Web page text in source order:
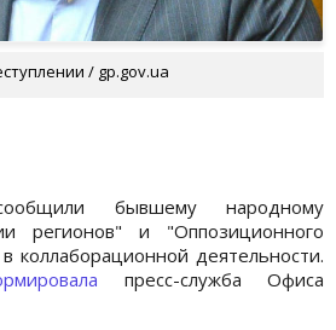
/ gp.gov.ua
бывшему народному
регионов" и "Оппозиционного
коллаборационной деятельности.
пресс-служба Офиса